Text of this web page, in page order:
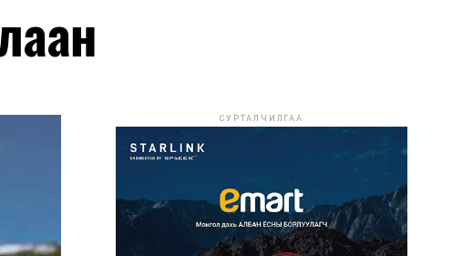
СУРТАЛЧИЛГАА